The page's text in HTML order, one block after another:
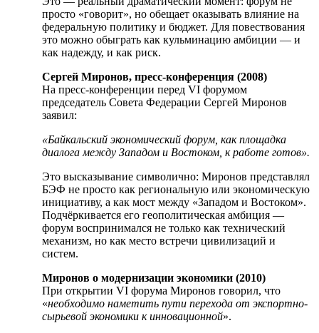
просто «говорит», но обещает оказывать влияние на
федеральную политику и бюджет. Для повествования
это можно обыграть как кульминацию амбиции — и
как надежду, и как риск.
Сергей Миронов, пресс-конференция (2008)
На пресс-конференции перед VI форумом
председатель Совета Федерации Сергей Миронов
заявил:
«Байкальский экономический форум, как площадка
диалога между Западом и Востоком, к работе готов».
Это высказывание символично: Миронов представлял
БЭФ не просто как региональную или экономическую
инициативу, а как мост между «Западом и Востоком».
Подчёркивается его геополитическая амбиция —
форум воспринимался не только как технический
механизм, но как место встречи цивилизаций и
систем.
Миронов о модернизации экономики (2010)
При открытии VI форума Миронов говорил, что
«необходимо наметить пути перехода от экспортно-
сырьевой экономики к инновационной».